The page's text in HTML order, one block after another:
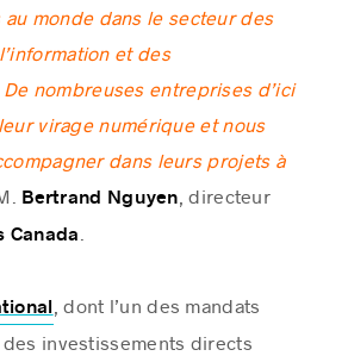
monde dans le secteur des
et des
nombreuses entreprises d’ici
virage numérique et nous
dans leurs projets à
Bertrand Nguyen , directeur
Canada
, dont l’un des mandats
investissements directs